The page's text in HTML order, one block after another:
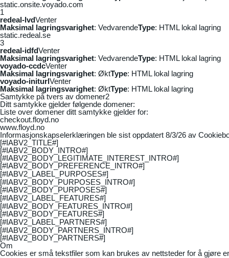
static.onsite.voyado.com
1
redeal-lvdVenter
Maksimal lagringsvarighet: VedvarendeType: HTML lokal lagring
static.redeal.se
3
redeal-idfdVenter
Maksimal lagringsvarighet: VedvarendeType: HTML lokal lagring
voyado-ccdcVenter
Maksimal lagringsvarighet: ØktType: HTML lokal lagring
voyado-initurlVenter
Maksimal lagringsvarighet: ØktType: HTML lokal lagring
Samtykke på tvers av domener2
Ditt samtykke gjelder følgende domener:
Liste over domener ditt samtykke gjelder for:
checkout.floyd.no
www.floyd.no
Informasjonskapselerklæringen ble sist oppdatert 8/3/26 av
[#IABV2_TITLE#]
[#IABV2_BODY_INTRO#]
[#IABV2_BODY_LEGITIMATE_INTEREST_INTRO#]
[#IABV2_BODY_PREFERENCE_INTRO#]
[#IABV2_LABEL_PURPOSES#]
[#IABV2_BODY_PURPOSES_INTRO#]
[#IABV2_BODY_PURPOSES#]
[#IABV2_LABEL_FEATURES#]
[#IABV2_BODY_FEATURES_INTRO#]
[#IABV2_BODY_FEATURES#]
[#IABV2_LABEL_PARTNERS#]
[#IABV2_BODY_PARTNERS_INTRO#]
[#IABV2_BODY_PARTNERS#]
Om
Cookies er små tekstfiler som kan brukes av nettsteder for å gjøre